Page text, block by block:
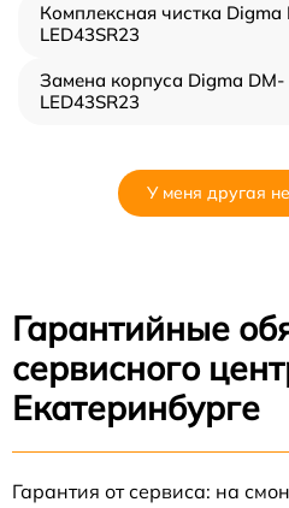
Комплексная чистка Digma
LED43SR23
Замена корпуса Digma DM-
LED43SR23
У меня другая
Гарантийные
сервисного
Екатеринбурге
Гарантия от сервиса: на